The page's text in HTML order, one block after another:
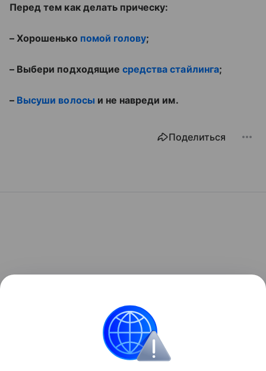
Перед тем как делать прическу:
– Хорошенько помой голову;
– Выбери подходящие средства стайлинга;
– Высуши волосы и не навреди им.
Поделиться